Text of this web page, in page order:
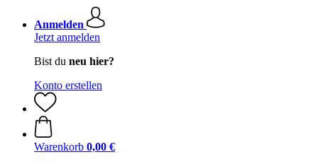
Anmelden
Jetzt anmelden
Bist du neu hier?
Konto erstellen
Warenkorb 0,00 €